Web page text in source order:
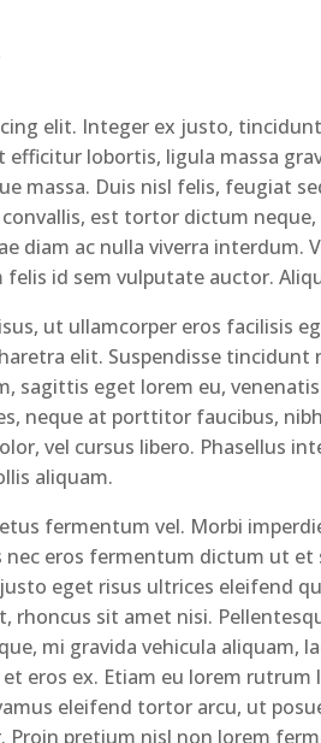
elit. Integer ex justo,
lobortis, ligula massa
massa. Duis nisl felis, feugiat
est tortor dictum
diam ac nulla viverra interdum.
id sem vulputate auctor.
ut ullamcorper eros facilisis
elit. Suspendisse tincidunt
sagittis eget lorem eu,
neque at porttitor faucibus,
vel cursus libero. Phasellus
aliquam.
fermentum vel. Morbi
eros fermentum dictum ut et
eget risus ultrices eleifend
rhoncus sit amet nisi.
mi gravida vehicula aliquam,
eros ex. Etiam eu lorem rutrum
eleifend tortor arcu, ut
Proin pretium nisl non lorem